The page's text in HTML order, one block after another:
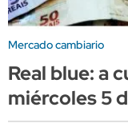
Mercado cambiario
Real blue: a
miércoles 5